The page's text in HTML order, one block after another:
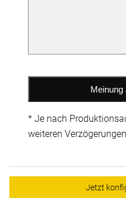
* Je nach
weiteren
Jetzt